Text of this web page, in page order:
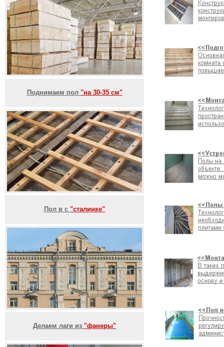
Поднимаем пол "на 30-35 см"
Пол в с "сталинке"
Делаем лаги из "фанеры"